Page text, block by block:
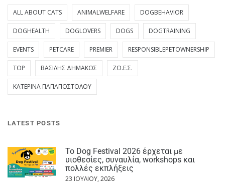
ALL ABOUT CATS ANIMALWELFARE DOGBEHAVIOR
DOGHEALTH DOGLOVERS DOGS DOGTRAINING
EVENTS PETCARE PREMIER RESPONSIBLEPETOWNERSHIP
TOP ΒΑΣΊΛΗΣ ΔΗΜΆΚΟΣ ΖΩ.Ε.Σ.
ΚΑΤΕΡΊΝΑ ΠΑΠΑΠΟΣΤΌΛΟΥ
LATEST POSTS
Το Dog Festival 2026 έρχεται με
υιοθεσίες, συναυλία, workshops και
πολλές εκπλήξεις
23 ΙΟΥΛΊΟΥ, 2026